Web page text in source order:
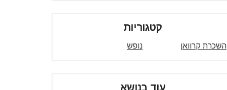
קטגוריות
השכרת קרוואן נופש
עוד בנושא